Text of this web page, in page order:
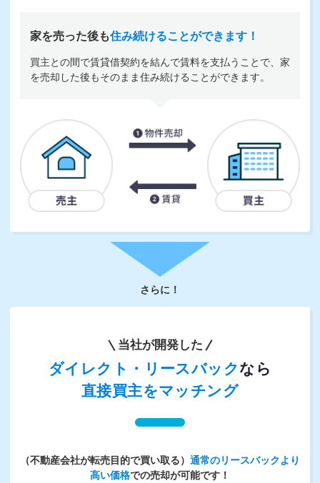
家を売った後も住み続けることができます！
買主との間で賃貸借契約を結んで賃料を支払うことで、家
を売却した後もそのまま住み続けることができます。
さらに！
当社が開発した
ダイレクト・リースバックなら
直接買主をマッチング
（不動産会社が転売目的で買い取る） 通常のリースバックより
高い価格での売却が可能です！